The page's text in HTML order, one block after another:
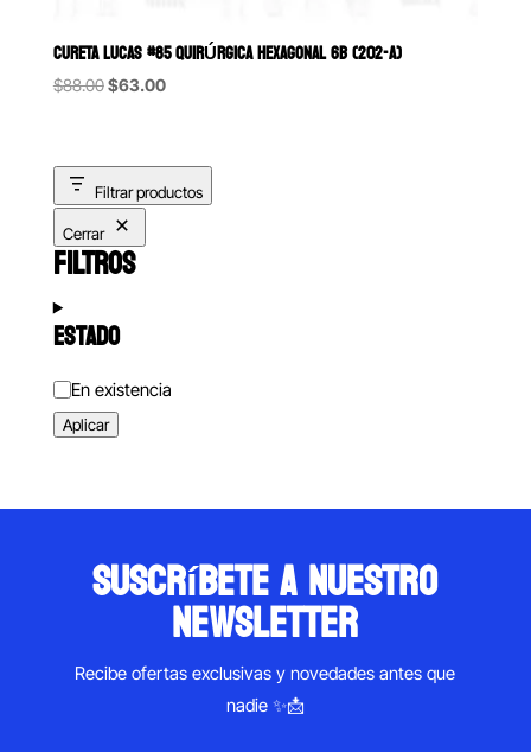
CURETA LUCAS #85 QUIRÚRGICA HEXAGONAL 6B (202-A)
$88.00Original
$88.00.
$63.00Current
$63.00.
Filtrar productos
Cerrar
FILTROS
ESTADO
Estado
En existencia
Aplicar
suscríbete a nuestro
newsletter
Recibe ofertas exclusivas y novedades antes que
nadie ✨📩